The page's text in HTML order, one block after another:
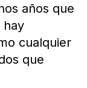
años que
hay
cualquier
que